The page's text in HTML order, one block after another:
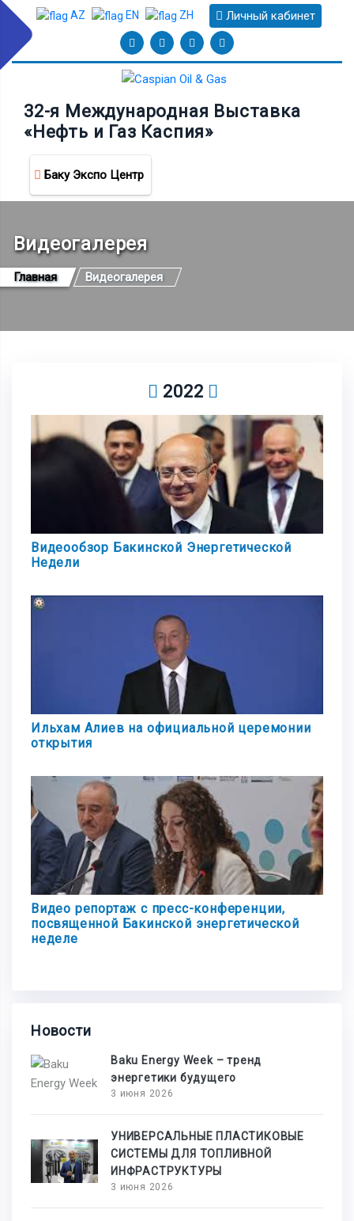
AZ EN ZH Личный кабинет
32-я Международная Выставка
«Нефть и Газ Каспия»
Баку Экспо Центр
Видеогалерея
Главная Видеогалерея
2022
Видеообзор Бакинской Энергетической
Недели
Ильхам Алиев на официальной церемонии
открытия
Видео репортаж с пресс-конференции,
посвященной Бакинской энергетической
неделе
Новости
Baku Energy Week – тренд
энергетики будущего
3 июня 2026
УНИВЕРСАЛЬНЫЕ ПЛАСТИКОВЫЕ
СИСТЕМЫ ДЛЯ ТОПЛИВНОЙ
ИНФРАСТРУКТУРЫ
3 июня 2026